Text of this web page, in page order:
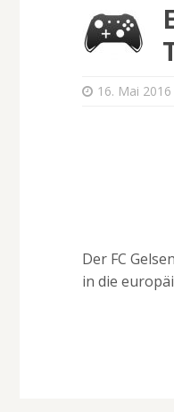
16. Mai 2016
Der FC
in die